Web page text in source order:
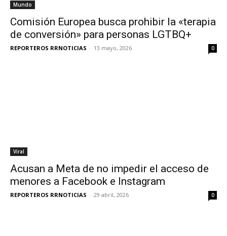
Mundo
Comisión Europea busca prohibir la «terapia
de conversión» para personas LGTBQ+
REPORTEROS RRNOTICIAS - 13 mayo, 2026 0
Viral
Acusan a Meta de no impedir el acceso de
menores a Facebook e Instagram
REPORTEROS RRNOTICIAS - 29 abril, 2026 0